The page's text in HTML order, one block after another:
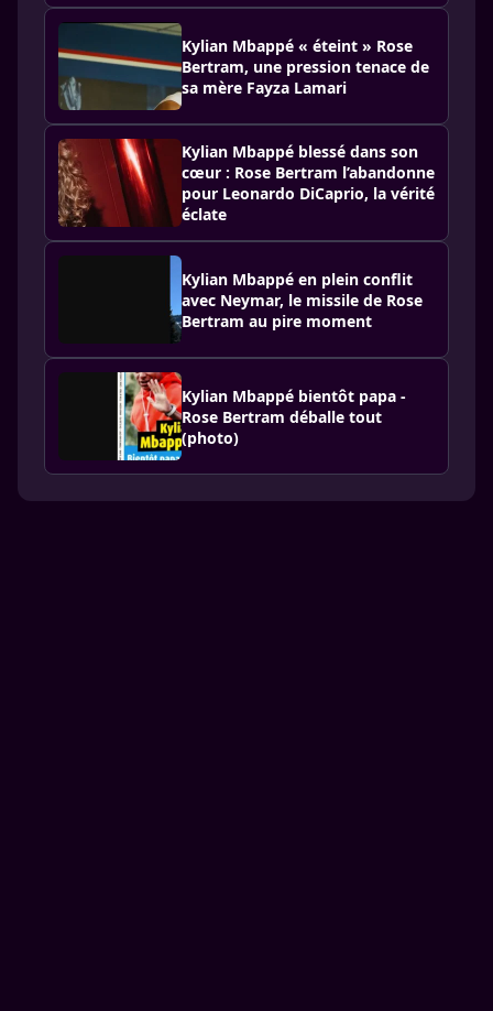
Kylian Mbappé « éteint » Rose
Bertram, une pression tenace de
sa mère Fayza Lamari
Kylian Mbappé blessé dans son
cœur : Rose Bertram l’abandonne
pour Leonardo DiCaprio, la vérité
éclate
Kylian Mbappé en plein conflit
avec Neymar, le missile de Rose
Bertram au pire moment
Kylian Mbappé bientôt papa -
Rose Bertram déballe tout
(photo)